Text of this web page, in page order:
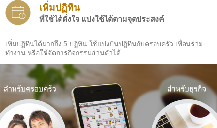
เพิ่มปฏิทิน
ที่ใช้ได้ดั่งใจ แบ่งใช้ได้ตามจุดประสงค์
เพิ่มปฏิทินได้มากถึง 5 ปฏิทิน ใช้แบ่งปันปฏิทินกับครอบครัว เพื่อนร่วม
ทำงาน หรือใช้จัดการกิจกรรมส่วนตัวได้